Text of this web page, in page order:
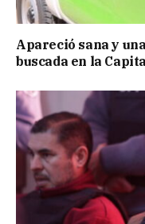
Apareció sana y
buscada en la